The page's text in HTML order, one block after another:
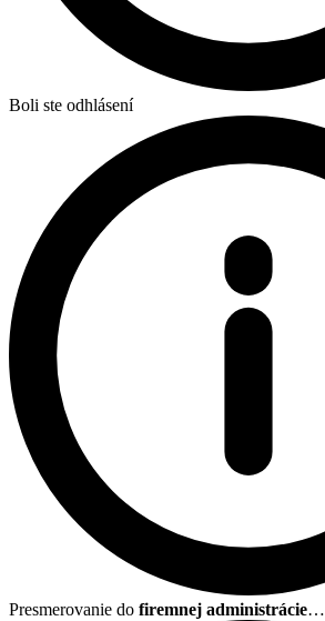
Boli ste odhlásení
Presmerovanie do firemnej administrácie…